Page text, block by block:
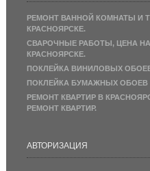
РЕМОНТ ВАННОЙ КОМНАТЫ И
КРАСНОЯРСКЕ.
СВАРОЧНЫЕ РАБОТЫ, ЦЕНА
КРАСНОЯРСКЕ.
ПОКЛЕЙКА ВИНИЛОВЫХ
ПОКЛЕЙКА БУМАЖНЫХ ОБОЕВ
РЕМОНТ КВАРТИР В
РЕМОНТ КВАРТИР.
АВТОРИЗАЦИЯ